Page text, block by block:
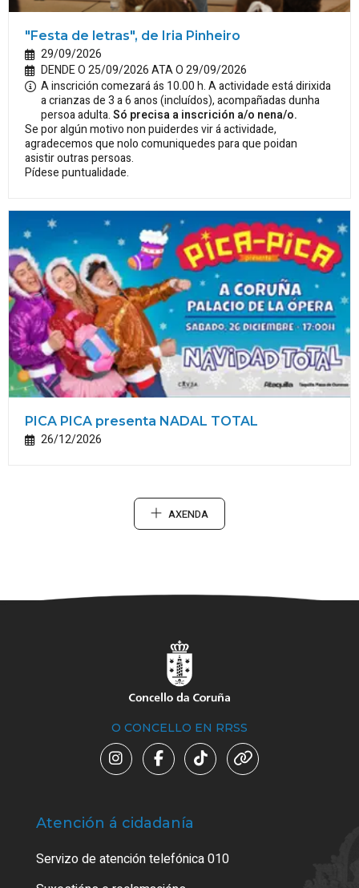
"Festa de letras", de Iria Pinheiro
29/09/2026
DENDE O 25/09/2026 ATA O 29/09/2026
A inscrición comezará ás 10.00 h. A actividade está dirixida
a crianzas de 3 a 6 anos (incluídos), acompañadas dunha
persoa adulta.Só precisa a inscrición a/o nena/o.
Se por algún motivo non puiderdes vir á actividade,
agradecemos que nolo comuniquedes para que poidan
asistir outras persoas.
Pídese puntualidade.
PICA PICA presenta NADAL TOTAL
26/12/2026
AXENDA
O CONCELLO EN RRSS
Atención á cidadanía
Servizo de atención telefónica 010